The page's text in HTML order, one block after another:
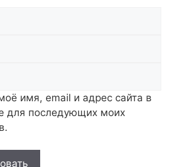
имя, email и адрес сайта в
для последующих моих